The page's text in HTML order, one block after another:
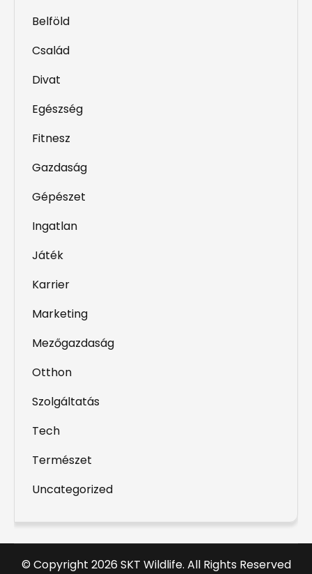
Belföld
Család
Divat
Egészség
Fitnesz
Gazdaság
Gépészet
Ingatlan
Játék
Karrier
Marketing
Mezőgazdaság
Otthon
Szolgáltatás
Tech
Természet
Uncategorized
© Copyright 2026 SKT Wildlife. All Rights Reserved